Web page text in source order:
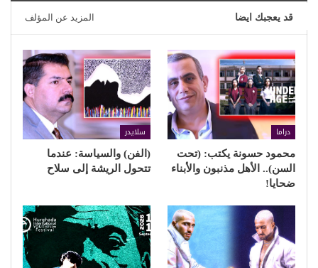
قد يعجبك ايضا المزيد عن المؤلف
دراما
محمود حسونة يكتب: (تحت
السن).. الأهل مذنبون والأبناء
ضحايا!
سلايدر
(الفن) والسياسة: عندما
تتحول الريشة إلى سلاح